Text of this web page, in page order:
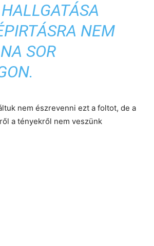
NEM
SOR
nem észrevenni ezt a foltot, de a
a tényekről nem veszünk